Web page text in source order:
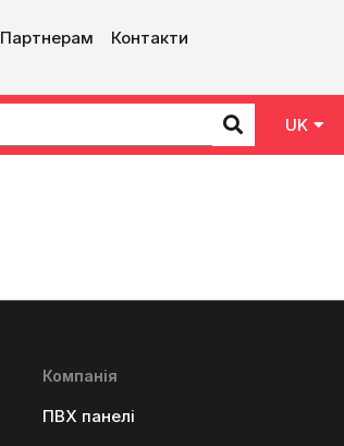
Партнерам
Контакти
UK
EN
Компанія
ПВХ панелі